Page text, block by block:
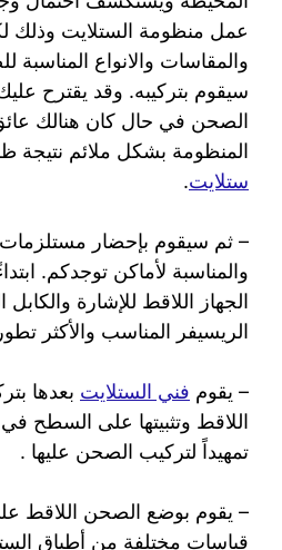
عمل منظومة الستلايت وذلك
والمقاسات والانواع
سيقوم بتركيبه. وقد يقترح
الصحن في حال كان هنالك
المنظومة بشكل ملائم
ستلايت.
– ثم سيقوم بإحضار مستلزمات
والمناسبة لأماكن توجدكم.
الجهاز اللاقط للإشارة والكابل
الريسيفر المناسب والأكثر
– يقوم فني الستلايت بعدها
اللاقط وتثبيتها على السطح
تمهيداً لتركيب الصحن عليها .
– يقوم بوضع الصحن اللاقط
قياسات مختلفة من أطباق